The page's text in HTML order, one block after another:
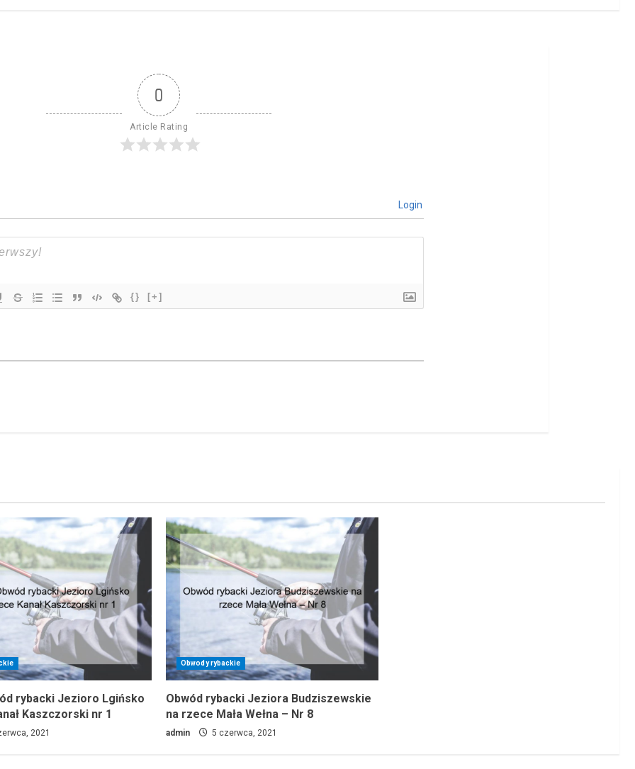
0
Article Rating
Login
{} [+]
rybacki Jezioro Lgińsko
Kaszczorski nr 1
2021
Obwody rybackie
Obwód rybacki Jeziora Budziszewskie
na rzece Mała Wełna – Nr 8
admin 5 czerwca, 2021